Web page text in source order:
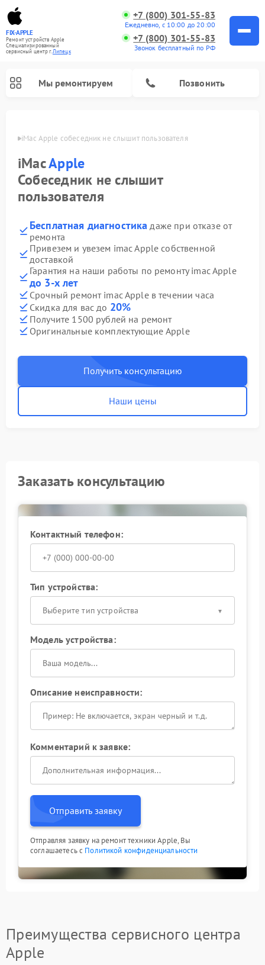
FIX-APPLE
Ремонт устройств Apple
Специализированный
cервисный центр г.Липецк
+7 (800) 301-55-83
Ежедневно, с 10:00 до 20:00
+7 (800) 301-55-83
Звонок бесплатный по РФ
Мы ремонтируем Позвонить
iMac Apple собеседник не слышит пользователя
iMacApple
Собеседник не слышит
пользователя
Бесплатная диагностика даже при отказе от
ремонта
Привезем и увезем imac Apple собственной
доставкой
Гарантия на наши работы по ремонту imac Apple
до 3-х лет
Срочный ремонт imac Apple в течении часа
Скидка для вас до 20%
Получите 1500 рублей на ремонт
Оригинальные комплектующие Apple
Получить консультацию
Наши цены
Заказать консультацию
Контактный телефон:
Тип устройства:
Выберите тип устройства
Модель устройства:
Описание неисправности:
Комментарий к заявке:
Отправить заявку
Отправляя заявку на ремонт техники Apple, Вы
соглашаетесь с Политикой конфиденциальности
Преимущества сервисного центра
Apple